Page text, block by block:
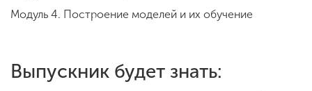
Модуль 4. Построение моделей и их обучение
Выпускник будет знать: